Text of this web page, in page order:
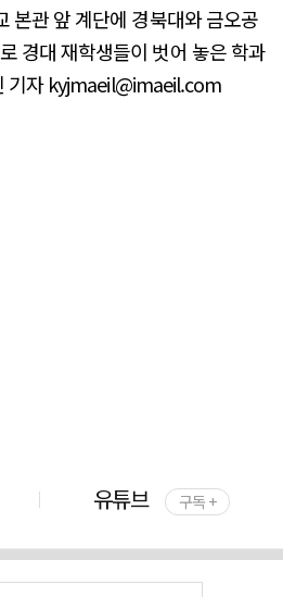
본관 앞 계단에 경북대와 금오공
경대 재학생들이 벗어 놓은 학과
기자 kyjmaeil@imaeil.com
유튜브 구독 +